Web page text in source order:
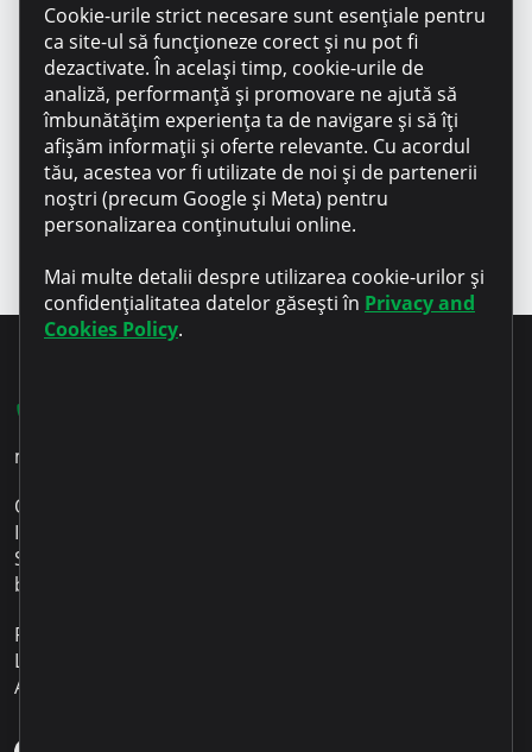
Microinvest garantează confidențialitatea și
securitatea datelor tale personale
Cookie-urile strict necesare sunt esențiale pentru
ca site-ul să funcționeze corect și nu pot fi
dezactivate. În același timp, cookie-urile de
analiză, performanță și promovare ne ajută să
îmbunătățim experiența ta de navigare și să îți
afișăm informații și oferte relevante. Cu acordul
tău, acestea vor fi utilizate de noi și de partenerii
noștri (precum Google și Meta) pentru
personalizarea conținutului online.
Mai multe detalii despre utilizarea cookie-urilor și
confidențialitatea datelor găsești în Privacy and
Cookies Policy.
microinvest@microinvest.md
O.C.N. Microinvest S.R.L.
IDNO 1003600053518
Sediul: Republica Moldova Chișinău
bd. Renașterii Naționale 12
Program de lucru:
Luni – Vineri 09:00 - 18:00
Aplicația mobilă Microinvest